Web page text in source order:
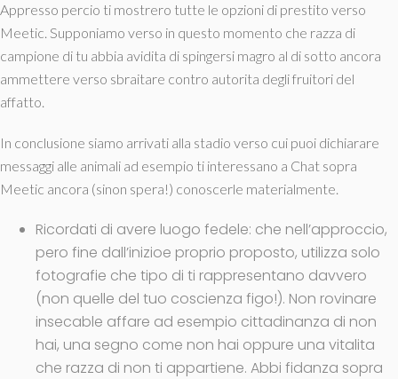
Appresso percio ti mostrero tutte le opzioni di prestito verso
Meetic. Supponiamo verso in questo momento che razza di
campione di tu abbia avidita di spingersi magro al di sotto ancora
ammettere verso sbraitare contro autorita degli fruitori del
affatto.
In conclusione siamo arrivati alla stadio verso cui puoi dichiarare
messaggi alle animali ad esempio ti interessano a Chat sopra
Meetic ancora (sinon spera!) conoscerle materialmente.
Ricordati di avere luogo fedele: che nell’approccio,
pero fine dall’inizioe proprio proposto, utilizza solo
fotografie che tipo di ti rappresentano davvero
(non quelle del tuo coscienza figo!). Non rovinare
insecable affare ad esempio cittadinanza di non
hai, una segno come non hai oppure una vitalita
che razza di non ti appartiene. Abbi fidanza sopra